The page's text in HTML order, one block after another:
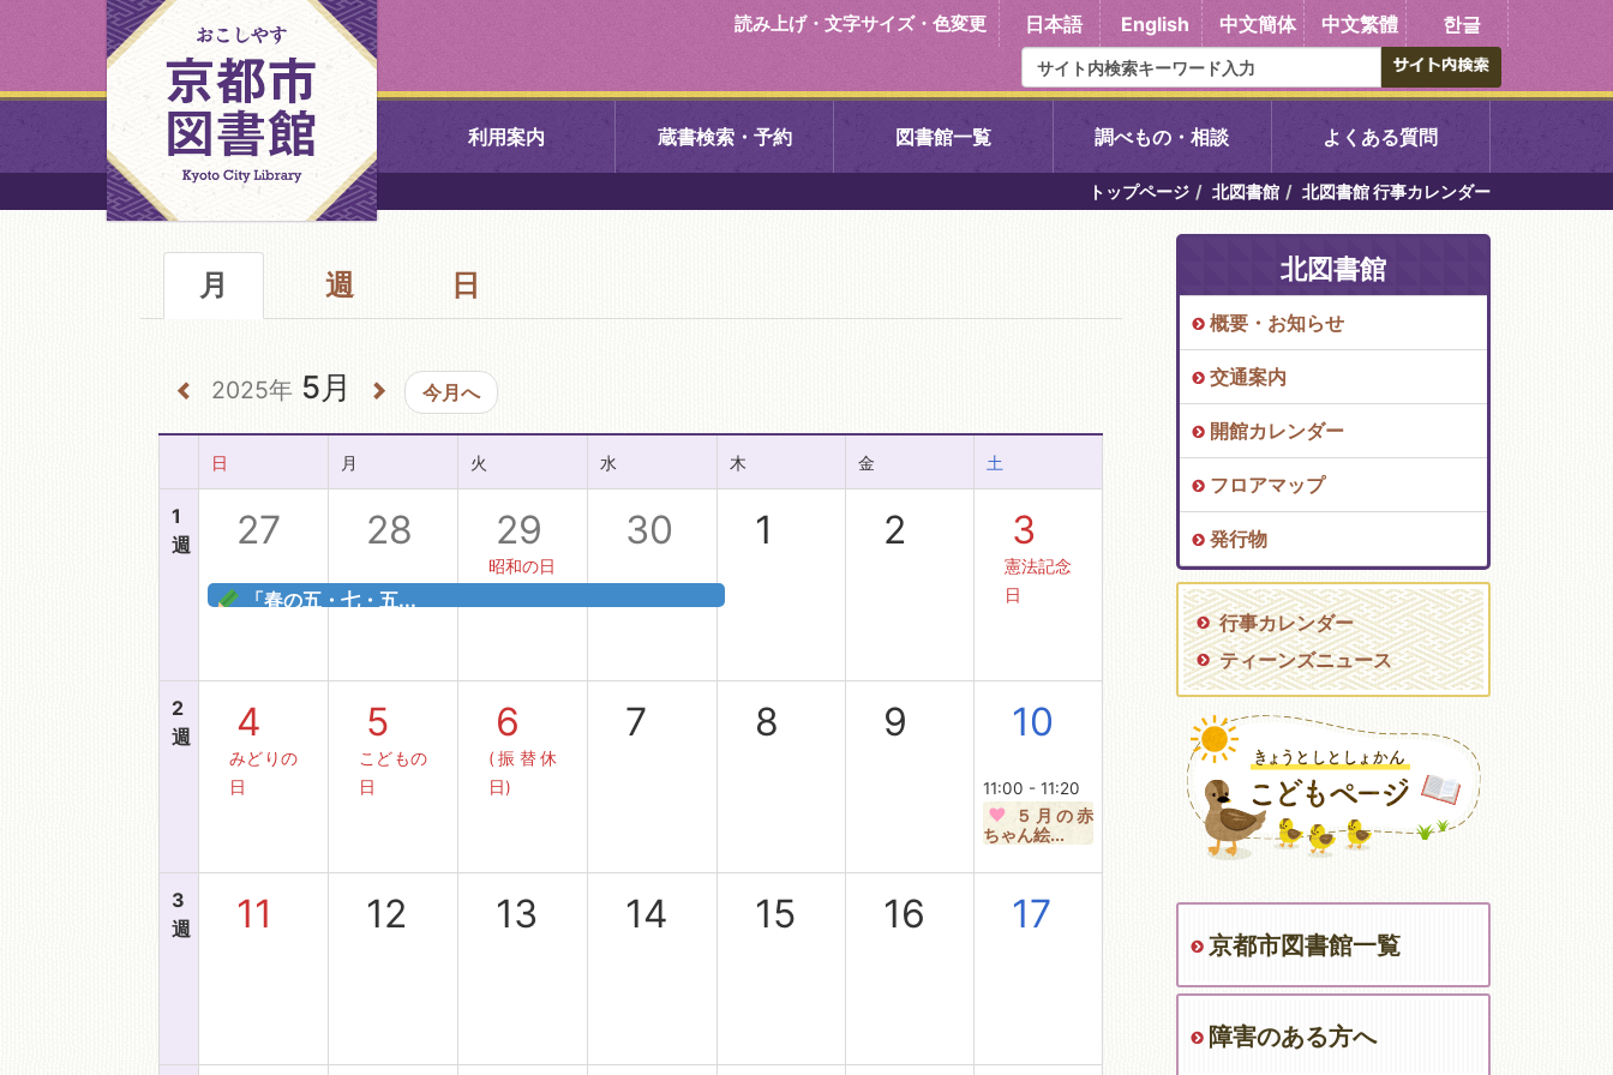
読み上げ・文字サイズ・色変更 日本語 English 中文簡体 中文繁體 한글
利用案内 蔵書検索・予約 図書館一覧
中央図書館 右京中央図書館 伏見中央図書館 醍醐中央図書館
北図書館 東山図書館
吉祥院図書館
久世ふれあいセンター図
書館
向島図書館
醍醐図書館 久我のもり図書館
こどもみらい館子育て図
コミュニティプラザ深草
図書館
移動図書館
調べもの・相談 よくある質問
トップページ 北図書館 北図書館 行事カレンダー
月 週 日
2025年 5月 今月へ
日 月 火 水 木 金 土
1
週
27
「春の五・七・五...
28 29
昭和の日
30 1 2 3
憲法記念
日
2
週
4
みどりの
日
5
こどもの
日
6
(振替休
日)
7 8 9 10
11:00 - 11:20
５月の赤
ちゃん絵...
3
週
11 12 13 14 15 16 17
北図書館
概要・お知らせ
交通案内
開館カレンダー
フロアマップ
発行物
行事カレンダー
ティーンズニュース
京都市図書館一覧
障害のある方へ